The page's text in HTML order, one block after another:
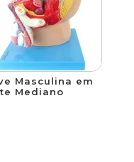
Masculina em
Mediano